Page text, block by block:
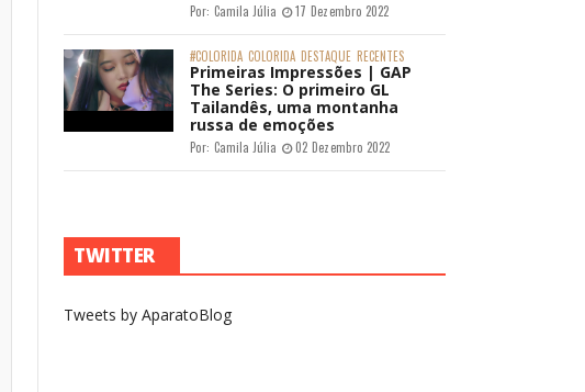
Por: Camila Júlia 17 Dezembro 2022
#COLORIDA COLORIDA DESTAQUE RECENTES
Primeiras Impressões | GAP
The Series: O primeiro GL
Tailandês, uma montanha
russa de emoções
Por: Camila Júlia 02 Dezembro 2022
TWITTER
Tweets by AparatoBlog